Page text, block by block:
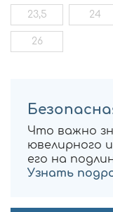
23,5 24
26
Что важно
ювелирного
его на
Узнать